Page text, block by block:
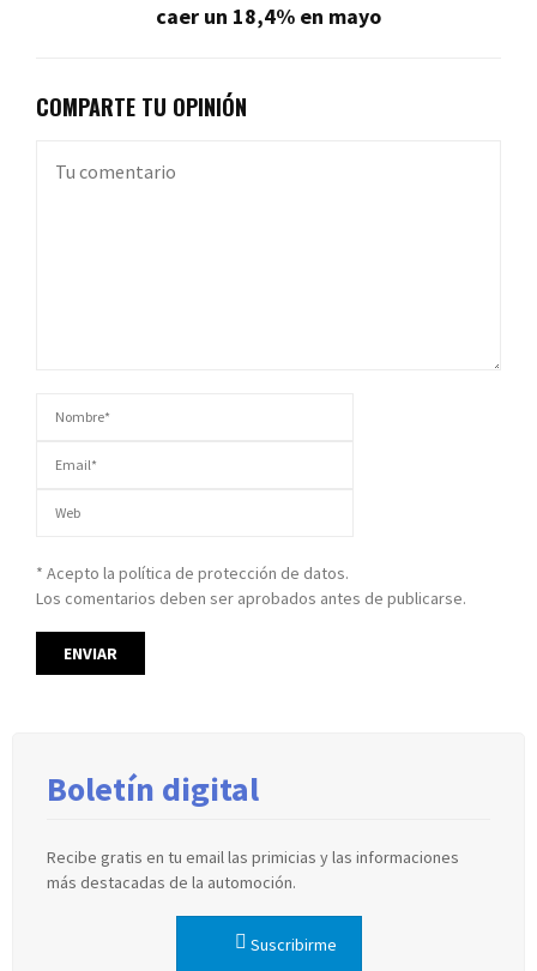
caer un 18,4% en mayo
COMPARTE TU OPINIÓN
* Acepto la política de protección de datos.
Los comentarios deben ser aprobados antes de publicarse.
Boletín digital
Recibe gratis en tu email las primicias y las informaciones
más destacadas de la automoción.
Suscribirme